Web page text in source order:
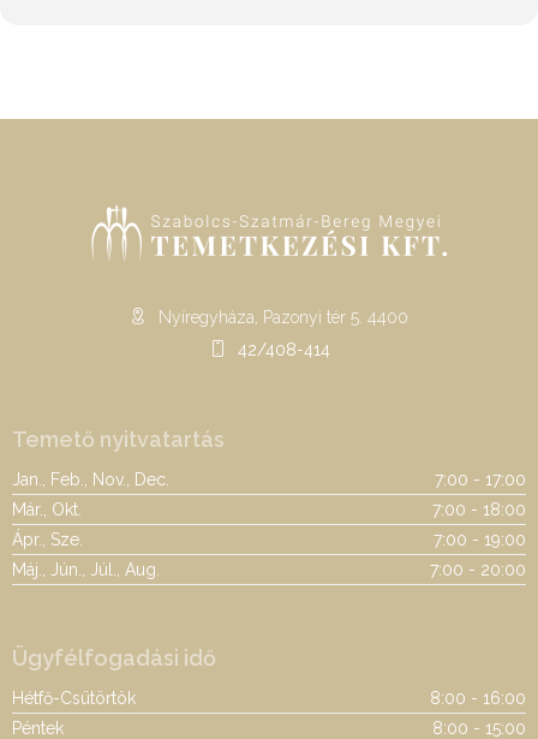
Nyíregyháza, Pazonyi tér 5. 4400
42/408-414
Temető nyitvatartás
Jan., Feb., Nov., Dec.
7:00 - 17:00
Már., Okt.
7:00 - 18:00
Ápr., Sze.
7:00 - 19:00
Máj., Jún., Júl., Aug.
7:00 - 20:00
Ügyfélfogadási idő
Hétfő-Csütörtök
8:00 - 16:00
Péntek
8:00 - 15:00